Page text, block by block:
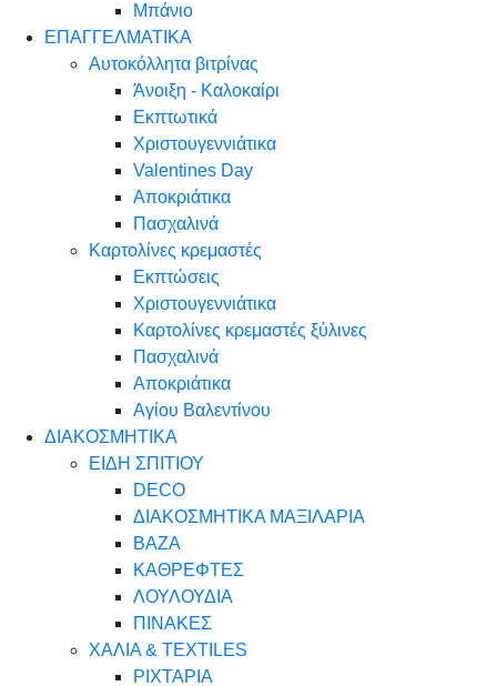
Μπάνιο
ΕΠΑΓΓΕΛΜΑΤΙΚΑ
Αυτοκόλλητα βιτρίνας
Άνοιξη - Καλοκαίρι
Εκπτωτικά
Χριστουγεννιάτικα
Valentines Day
Αποκριάτικα
Πασχαλινά
Καρτολίνες κρεμαστές
Εκπτώσεις
Χριστουγεννιάτικα
Καρτολίνες κρεμαστές ξύλινες
Πασχαλινά
Αποκριάτικα
Αγίου Βαλεντίνου
ΔΙΑΚΟΣΜΗΤΙΚΑ
ΕΙΔΗ ΣΠΙΤΙΟΥ
DECO
ΔΙΑΚΟΣΜΗΤΙΚΑ ΜΑΞΙΛΑΡΙΑ
ΒΑΖΑ
ΚΑΘΡΕΦΤΕΣ
ΛΟΥΛΟΥΔΙΑ
ΠΙΝΑΚΕΣ
ΧΑΛΙΑ & TEXTILES
ΡΙΧΤΑΡΙΑ